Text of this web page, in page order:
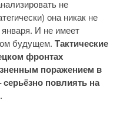
не
она никак не
И не имеет
будущем. Тактические
фронтах
поражением в
серьёзно повлиять на
.